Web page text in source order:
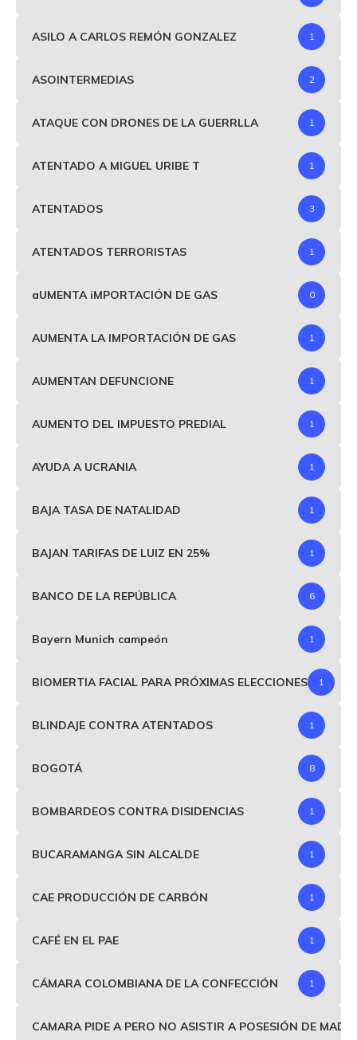
ASILO A CARLOS REMÓN GONZALEZ 1
ASOINTERMEDIAS 2
ATAQUE CON DRONES DE LA GUERRLLA 1
ATENTADO A MIGUEL URIBE T 1
ATENTADOS 3
ATENTADOS TERRORISTAS 1
aUMENTA iMPORTACIÓN DE GAS 0
AUMENTA LA IMPORTACIÓN DE GAS 1
AUMENTAN DEFUNCIONE 1
AUMENTO DEL IMPUESTO PREDIAL 1
AYUDA A UCRANIA 1
BAJA TASA DE NATALIDAD 1
BAJAN TARIFAS DE LUIZ EN 25% 1
BANCO DE LA REPÚBLICA 6
Bayern Munich campeón 1
BIOMERTIA FACIAL PARA PRÓXIMAS ELECCIONES 1
BLINDAJE CONTRA ATENTADOS 1
BOGOTÁ 8
BOMBARDEOS CONTRA DISIDENCIAS 1
BUCARAMANGA SIN ALCALDE 1
CAE PRODUCCIÓN DE CARBÓN 1
CAFÉ EN EL PAE 1
CÁMARA COLOMBIANA DE LA CONFECCIÓN 1
CAMARA PIDE A PERO NO ASISTIR A POSESIÓN DE